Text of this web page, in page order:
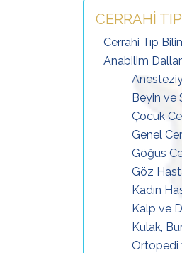
CERRAHI
Cerrahi Tıp
Anabilim
Beyin ve
Çocuk
Genel
Göğüs
Göz
Kadın
Kalp ve
Kulak,
Ortopedi